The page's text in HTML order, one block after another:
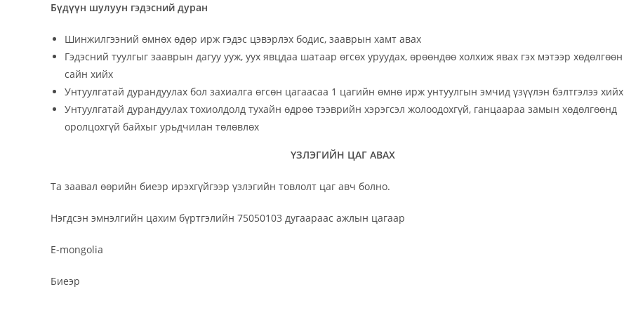
Бүдүүн шулуун гэдэсний дуран
Шинжилгээний өмнөх өдөр ирж гэдэс цэвэрлэх бодис, зааврын хамт авах
Гэдэсний туулгыг зааврын дагуу ууж, уух явцдаа шатаар өгсөх уруудах, өрөөндөө холхиж явах гэх мэтээр хөдөлгөөн
сайн хийх
Унтуулгатай дурандуулах бол захиалга өгсөн цагаасаа 1 цагийн өмнө ирж унтуулгын эмчид үзүүлэн бэлтгэлээ хийх
Унтуулгатай дурандуулах тохиолдолд тухайн өдрөө тээврийн хэрэгсэл жолоодохгүй, ганцаараа замын хөдөлгөөнд
оролцохгүй байхыг урьдчилан төлөвлөх
ҮЗЛЭГИЙН ЦАГ АВАХ
Та заавал өөрийн биеэр ирэхгүйгээр үзлэгийн товлолт цаг авч болно.
Нэгдсэн эмнэлгийн цахим бүртгэлийн 75050103 дугаараас ажлын цагаар
E-mongolia
Биеэр